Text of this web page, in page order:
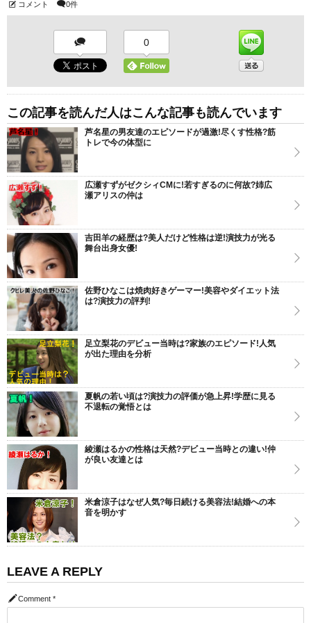
コメント 0件
0
この記事を読んだ人はこんな記事も読んでいます
芦名星の男友達のエピソードが過激!尽くす性格?筋
トレで今の体型に
広瀬すずがゼクシィCMに!若すぎるのに何故?姉広
瀬アリスの仲は
吉田羊の経歴は?美人だけど性格は逆!演技力が光る
舞台出身女優!
佐野ひなこは焼肉好きゲーマー!美容やダイエット法
は?演技力の評判!
足立梨花のデビュー当時は?家族のエピソード!人気
が出た理由を分析
夏帆の若い頃は?演技力の評価が急上昇!学歴に見る
不退転の覚悟とは
綾瀬はるかの性格は天然?デビュー当時との違い!仲
が良い友達とは
米倉涼子はなぜ人気?毎日続ける美容法!結婚への本
音を明かす
LEAVE A REPLY
Comment *